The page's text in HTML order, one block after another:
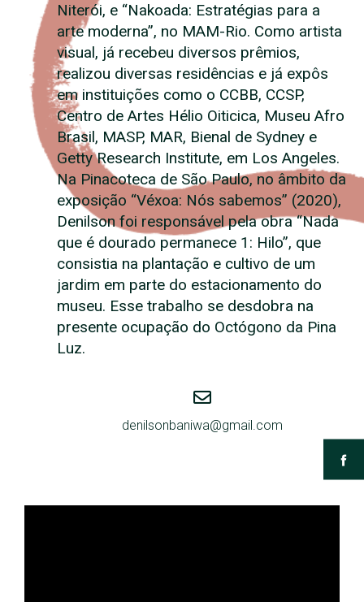
Niterói, e “Nakoada: Estratégias para a
arte moderna”, no MAM-Rio. Como artista
visual, já recebeu diversos prêmios,
realizou diversas residências e já expôs
em instituições como o CCBB, CCSP,
Centro de Artes Hélio Oiticica, Museu Afro
Brasil, MASP, MAR, Bienal de Sydney e
Getty Research Institute, em Los Angeles.
Na Pinacoteca de São Paulo, no âmbito da
exposição “Véxoa: Nós sabemos” (2020),
Denilson foi responsável pela obra “Nada
que é dourado permanece 1: Hilo”, que
consistia na plantação e cultivo de um
jardim em parte do estacionamento do
museu. Esse trabalho se desdobra na
presente ocupação do Octógono da Pina
Luz.
denilsonbaniwa@gmail.com